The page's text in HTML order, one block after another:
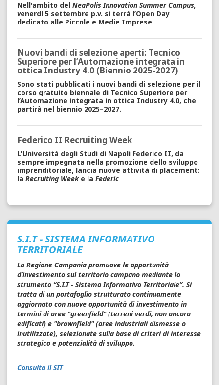
Nell'ambito del NeaPolis Innovation Summer Campus,
venerdì 5 settembre p.v. si terrà l’Open Day
dedicato alle Piccole e Medie Imprese.
Nuovi bandi di selezione aperti: Tecnico
Superiore per l’Automazione integrata in
ottica Industry 4.0 (Biennio 2025‑2027)
Sono stati pubblicati i nuovi bandi di selezione per il
corso gratuito biennale di Tecnico Superiore per
l’Automazione integrata in ottica Industry 4.0, che
partirà nel biennio 2025–2027.
Federico II Recruiting Week
L'Università degli Studi di Napoli Federico II, da
sempre impegnata nella promozione dello sviluppo
imprenditoriale, lancia nuove attività di placement:
la Recruiting Weeke la Federic
S.I.T - SISTEMA INFORMATIVO
TERRITORIALE
La Regione Campania promuove le opportunità
d’investimento sul territorio campano mediante lo
strumento “S.I.T - Sistema Informativo Territoriale”. Si
tratta di un portafoglio strutturato continuamente
aggiornato con nuove opportunità di investimento in
termini di aree "greenfield" (terreni verdi, non ancora
edificati) e "brownfield" (aree industriali dismesse o
inutilizzate), selezionate sulla base di criteri di interesse
strategico e potenzialità di sviluppo.
Consulta il SIT